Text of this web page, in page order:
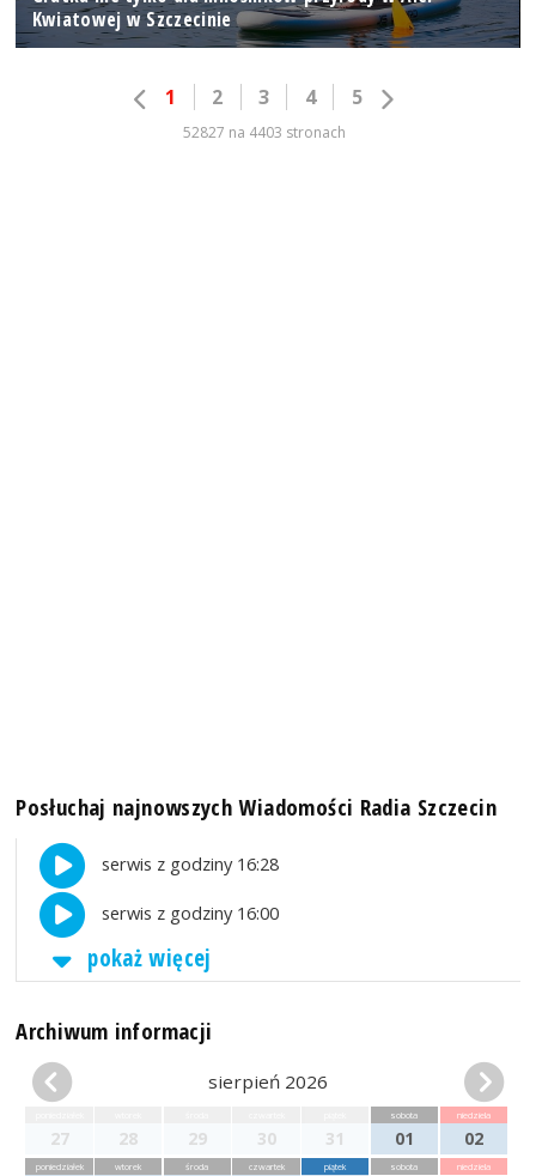
Kwiatowej w Szczecinie
1 2 3 4 5
52827 na 4403 stronach
Posłuchaj najnowszych Wiadomości Radia Szczecin
serwis z godziny 16:28
serwis z godziny 16:00
pokaż więcej
Archiwum informacji
sierpień 2026
27 28 29 30 31
sobota
01
niedziela
02
poniedziałek wtorek środa czwartek piątek sobota niedziela